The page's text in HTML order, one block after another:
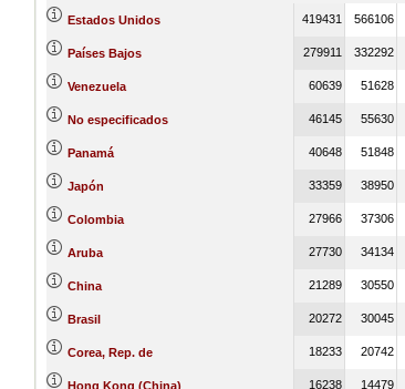
Estados Unidos 419431 566106
Países Bajos 279911 332292
Venezuela 60639 51628
No especificados 46145 55630
Panamá 40648 51848
Japón 33359 38950
Colombia 27966 37306
Aruba 27730 34134
China 21289 30550
Brasil 20272 30045
Corea, Rep. de 18233 20742
Hong Kong (China) 16238 14479